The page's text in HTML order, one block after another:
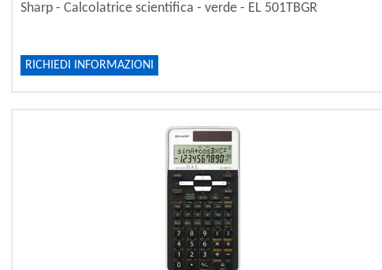
Sharp - Calcolatrice scientifica - verde - EL 501TBGR
RICHIEDI INFORMAZIONI